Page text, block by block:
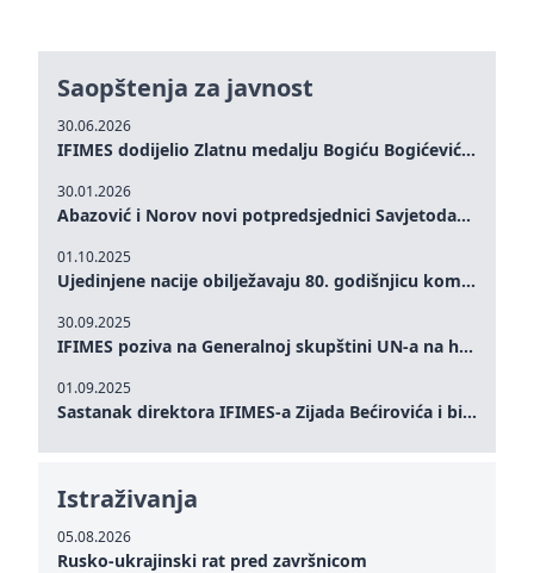
Saopštenja za javnost
30.06.2026
IFIMES dodijelio Zlatnu medalju Bogiću Bogićeviću za izuzetan doprinos demokratskim vrijednostima i miru
30.01.2026
Abazović i Norov novi potpredsjednici Savjetodavnog odbora IFIMES-a
01.10.2025
Ujedinjene nacije obilježavaju 80. godišnjicu komemoracijom na visokom nivou: Eileen Dong predstavlja IFIMES u oblasti ženskog liderstva, unapređenja mira, pravde, rodne ravnopravnosti i održivog razvoja
30.09.2025
IFIMES poziva na Generalnoj skupštini UN-a na hitna ulaganja u mentalno zdravlje i sisteme njege proširene umjetnom inteligencijom
01.09.2025
Sastanak direktora IFIMES-a Zijada Bećirovića i bivšeg premijera Crne Gore Dritana Abazovića
Istraživanja
05.08.2026
Rusko-ukrajinski rat pred završnicom